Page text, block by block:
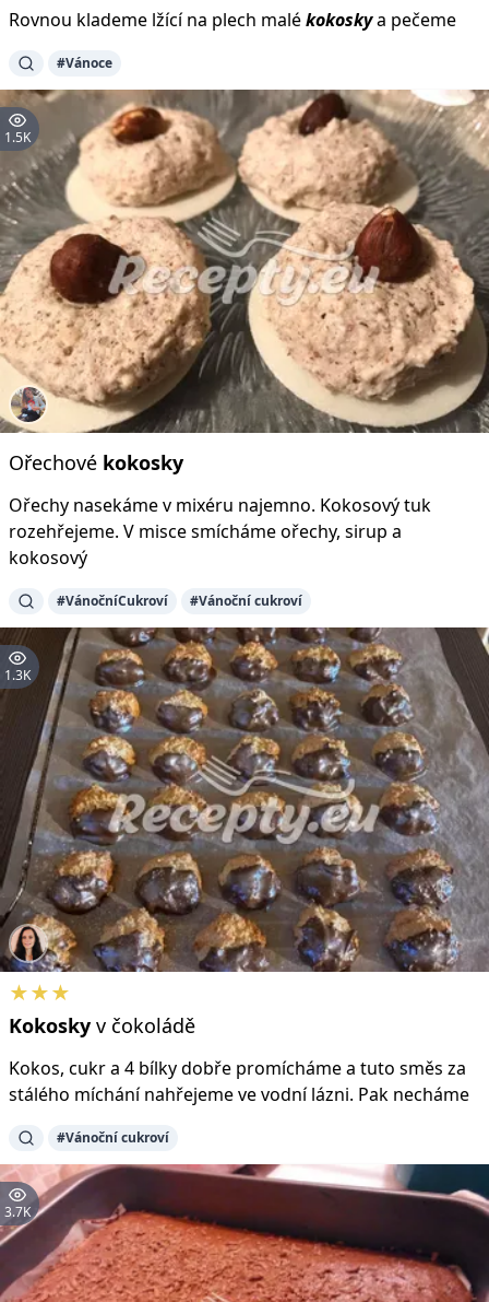
Rovnou klademe lžící na plech malékokoskya pečeme
#Vánoce
1.5K
Ořechové kokosky
Ořechy nasekáme v mixéru najemno. Kokosový tuk
rozehřejeme. V misce smícháme ořechy, sirup a
kokosový
#VánočníCukroví #Vánoční cukroví
1.3K
★★★
Kokosky v čokoládě
Kokos, cukr a 4 bílky dobře promícháme a tuto směs za
stálého míchání nahřejeme ve vodní lázni. Pak necháme
#Vánoční cukroví
3.7K